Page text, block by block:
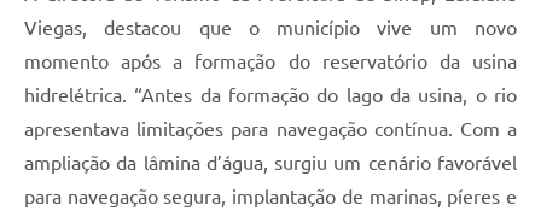
Viegas, destacou que o município vive um novo
momento após a formação do reservatório da usina
hidrelétrica. “Antes da formação do lago da usina, o rio
apresentava limitações para navegação contínua. Com a
ampliação da lâmina d’água, surgiu um cenário favorável
para navegação segura, implantação de marinas, píeres e